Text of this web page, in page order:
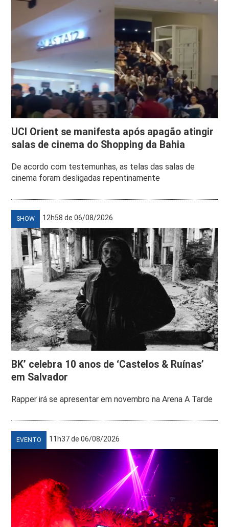
UCI Orient se manifesta após apagão atingir
salas de cinema do Shopping da Bahia
De acordo com testemunhas, as telas das salas de
cinema foram desligadas repentinamente
SHOW 12h58 de 06/08/2026
BK’ celebra 10 anos de ‘Castelos & Ruínas’
em Salvador
Rapper irá se apresentar em novembro na Arena A Tarde
EVENTO 11h37 de 06/08/2026